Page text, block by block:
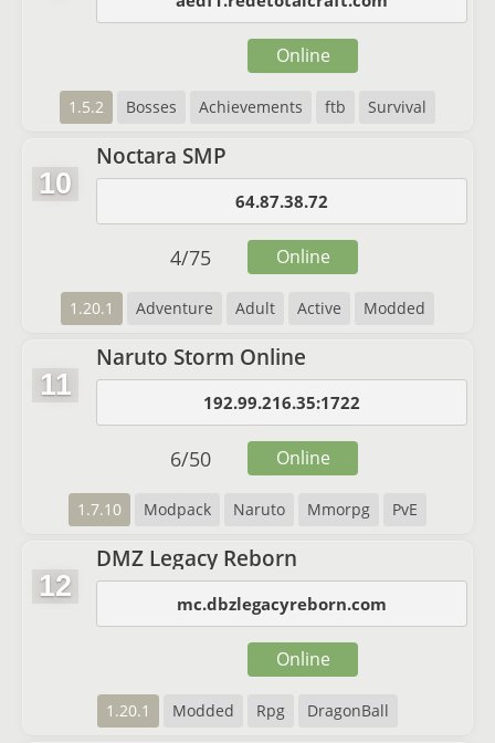
1.5.2 Bosses Achievements ftb Survival
Online
10
Noctara SMP
64.87.38.72
1.20.1 Adventure Adult Active Modded
4/75 Online
11
Naruto Storm Online
192.99.216.35:1722
1.7.10 Modpack Naruto Mmorpg PvE
6/50 Online
12
DMZ Legacy Reborn
mc.dbzlegacyreborn.com
1.20.1 Modded Rpg DragonBall
Online